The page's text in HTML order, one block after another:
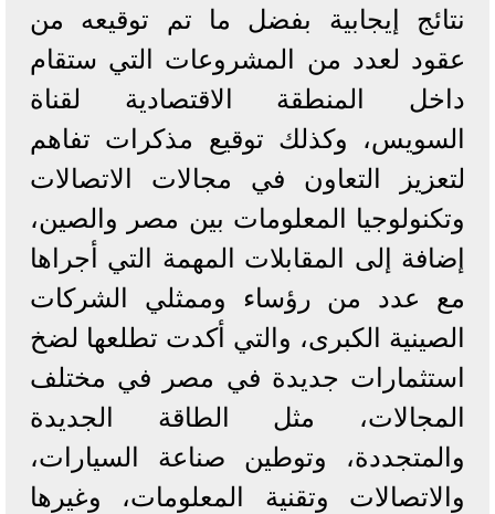
نتائج إيجابية بفضل ما تم توقيعه من
عقود لعدد من المشروعات التي ستقام
داخل المنطقة الاقتصادية لقناة
السويس، وكذلك توقيع مذكرات تفاهم
لتعزيز التعاون في مجالات الاتصالات
وتكنولوجيا المعلومات بين مصر والصين،
إضافة إلى المقابلات المهمة التي أجراها
مع عدد من رؤساء وممثلي الشركات
الصينية الكبرى، والتي أكدت تطلعها لضخ
استثمارات جديدة في مصر في مختلف
المجالات، مثل الطاقة الجديدة
والمتجددة، وتوطين صناعة السيارات،
والاتصالات وتقنية المعلومات، وغيرها